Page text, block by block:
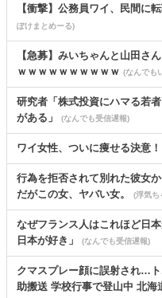
【衝撃】公務員ワイ、民間に
ぽけまとめーる)
【急募】みいちゃんと山田さ
ｗｗｗｗｗｗｗｗｗｗ (なんでも
研究者「株式投資にハマる若
がある」
(なんでも受信遅報)
ワイ女性、ついに痩せる決意
行為を拒否されて別れた彼女
だがこの女、ヤバい女。
(浮気ち
なぜフランス人はこれほど日
日本が好き」
(なんでも受信遅報)
クマスプレー顔に誤射され…
助搬送 学校行事で登山中 北海